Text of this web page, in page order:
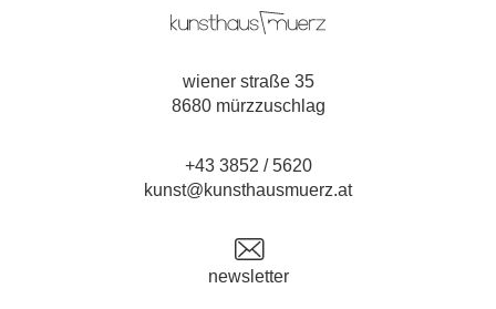
wiener straße 35
8680 mürzzuschlag
+43 3852 / 5620
kunst@kunsthausmuerz.at
newsletter